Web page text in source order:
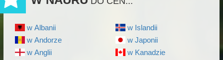
w Albanii
w Andorze
w Anglii
w Islandii
w Japonii
w Kanadzie